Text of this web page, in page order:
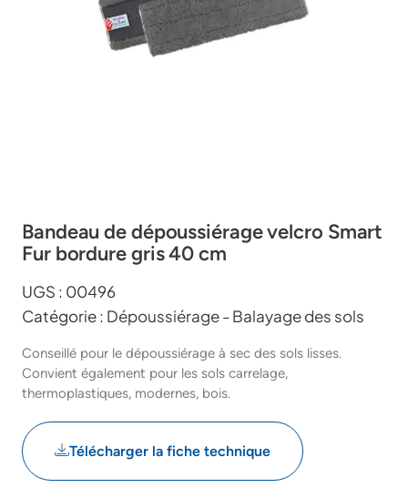
Bandeau de dépoussiérage velcro Smart
Fur bordure gris 40 cm
UGS : 00496
Catégorie : Dépoussiérage - Balayage des sols
Conseillé pour le dépoussiérage à sec des sols lisses.
Convient également pour les sols carrelage,
thermoplastiques, modernes, bois.
Télécharger la fiche technique